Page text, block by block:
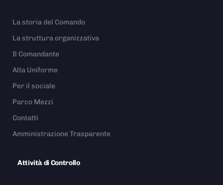
La storia del Comando
La struttura organizzativa
Il Comandante
Alta Uniforme
Per il sociale
Parco Mezzi
Contatti
Amministrazione Trasparente
Attività di Controllo